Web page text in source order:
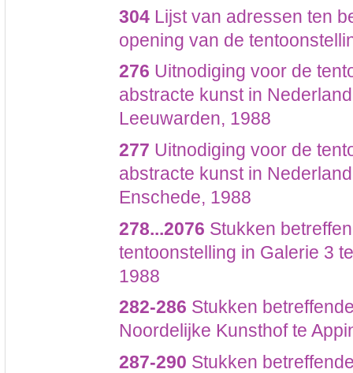
304Lijst van adressen ten
opening van de
276 Uitnodiging voor de
abstracte kunst in
Leeuwarden, 1988
277 Uitnodiging voor de
abstracte kunst in
Enschede, 1988
278...2076 Stukken
tentoonstelling in Galerie 3
1988
282-286 Stukken
Noordelijke Kunsthof te
287-290 Stukken